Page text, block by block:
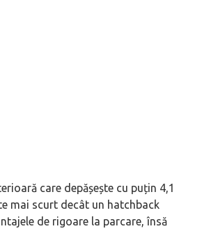
care depășește cu puțin 4,1
mai scurt decât un hatchback
de rigoare la parcare, însă